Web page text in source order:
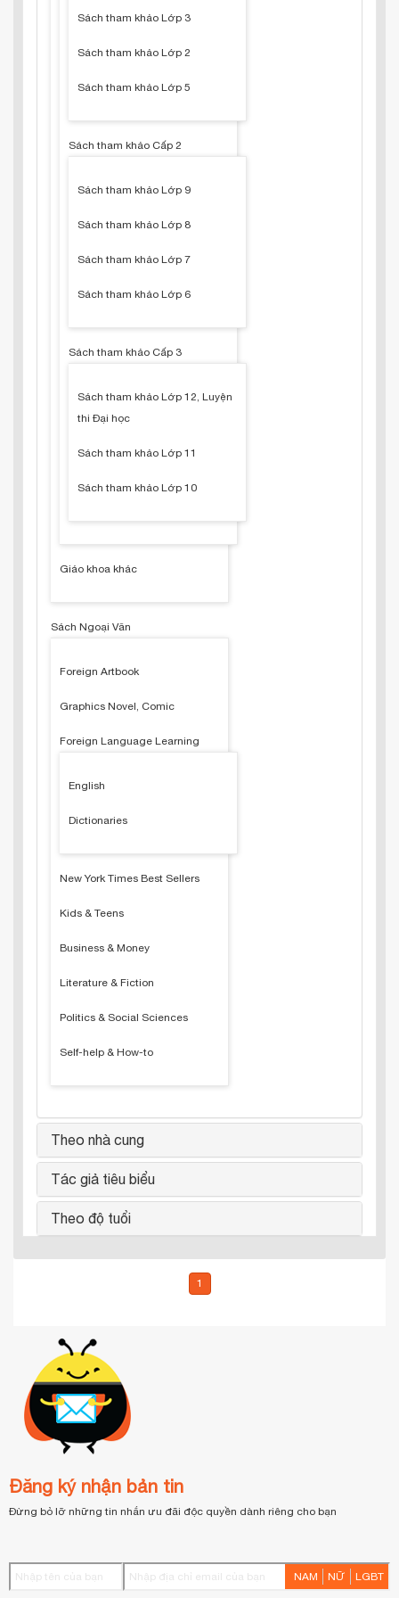
Sách tham khảo Lớp 3
Sách tham khảo Lớp 2
Sách tham khảo Lớp 5
Sách tham khảo Cấp 2
Sách tham khảo Lớp 9
Sách tham khảo Lớp 8
Sách tham khảo Lớp 7
Sách tham khảo Lớp 6
Sách tham khảo Cấp 3
Sách tham khảo Lớp 12, Luyện
thi Đại học
Sách tham khảo Lớp 11
Sách tham khảo Lớp 10
Giáo khoa khác
Sách Ngoại Văn
Foreign Artbook
Graphics Novel, Comic
Foreign Language Learning
English
Dictionaries
New York Times Best Sellers
Kids & Teens
Business & Money
Literature & Fiction
Politics & Social Sciences
Self-help & How-to
Theo nhà cung
Tác giả tiêu biểu
Theo độ tuổi
1
Đăng ký nhận bản tin
Đừng bỏ lỡ những tin nhắn ưu đãi độc quyền dành riêng cho bạn
NAM NỮ LGBT